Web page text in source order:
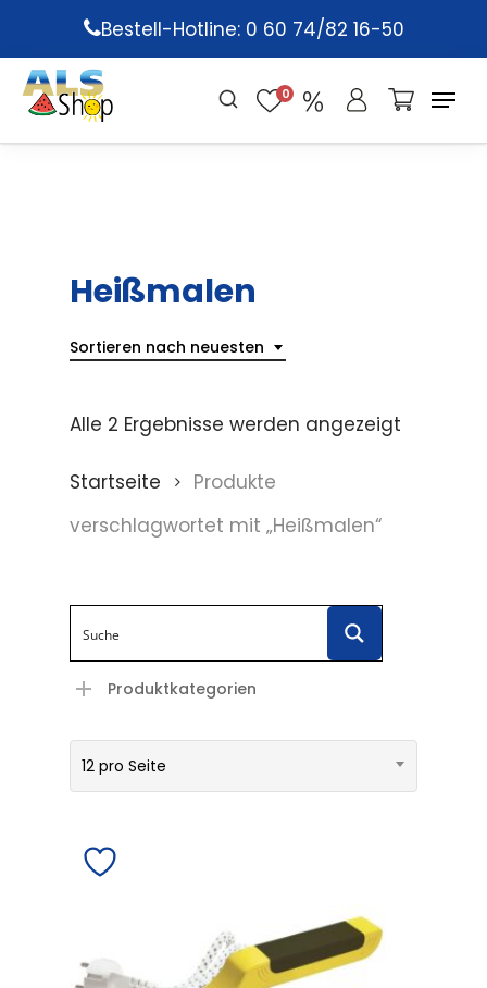
main
content
Bestell-Hotline: 0 60 74/82 16-50
0
Heißmalen
Sortieren nach neuesten
Alle 2 Ergebnisse werden angezeigt
Startseite
Produkte
verschlagwortet mit „Heißmalen“
Produktkategorien
12 pro Seite